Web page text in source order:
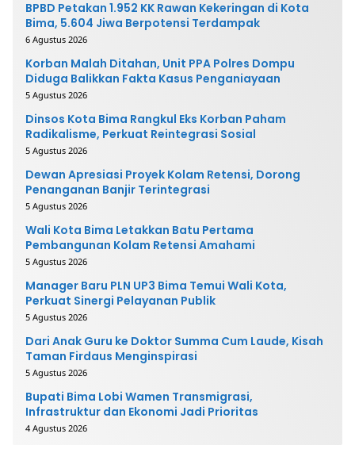
BPBD Petakan 1.952 KK Rawan Kekeringan di Kota
Bima, 5.604 Jiwa Berpotensi Terdampak
6 Agustus 2026
Korban Malah Ditahan, Unit PPA Polres Dompu
Diduga Balikkan Fakta Kasus Penganiayaan
5 Agustus 2026
Dinsos Kota Bima Rangkul Eks Korban Paham
Radikalisme, Perkuat Reintegrasi Sosial
5 Agustus 2026
Dewan Apresiasi Proyek Kolam Retensi, Dorong
Penanganan Banjir Terintegrasi
5 Agustus 2026
Wali Kota Bima Letakkan Batu Pertama
Pembangunan Kolam Retensi Amahami
5 Agustus 2026
Manager Baru PLN UP3 Bima Temui Wali Kota,
Perkuat Sinergi Pelayanan Publik
5 Agustus 2026
Dari Anak Guru ke Doktor Summa Cum Laude, Kisah
Taman Firdaus Menginspirasi
5 Agustus 2026
Bupati Bima Lobi Wamen Transmigrasi,
Infrastruktur dan Ekonomi Jadi Prioritas
4 Agustus 2026